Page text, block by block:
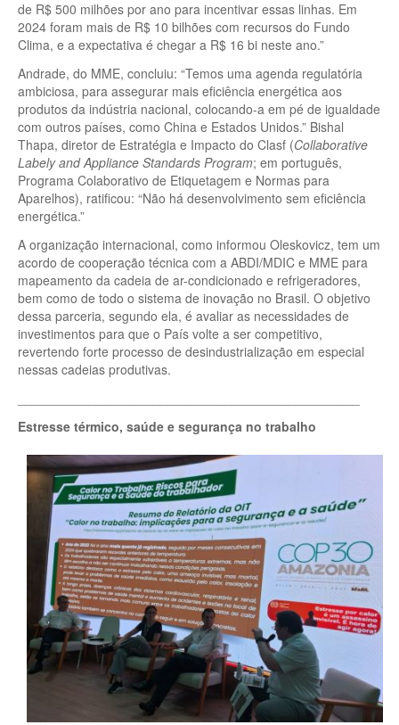
de R$ 500 milhões por ano para incentivar essas linhas. Em
2024 foram mais de R$ 10 bilhões com recursos do Fundo
Clima, e a expectativa é chegar a R$ 16 bi neste ano.”
Andrade, do MME, concluiu: “Temos uma agenda regulatória
ambiciosa, para assegurar mais eficiência energética aos
produtos da indústria nacional, colocando-a em pé de igualdade
com outros países, como China e Estados Unidos.” Bishal
Thapa, diretor de Estratégia e Impacto do Clasf (Collaborative
Labely and Appliance Standards Program; em português,
Programa Colaborativo de Etiquetagem e Normas para
Aparelhos), ratificou: “Não há desenvolvimento sem eficiência
energética.”
A organização internacional, como informou Oleskovicz, tem um
acordo de cooperação técnica com a ABDI/MDIC e MME para
mapeamento da cadeia de ar-condicionado e refrigeradores,
bem como de todo o sistema de inovação no Brasil. O objetivo
dessa parceria, segundo ela, é avaliar as necessidades de
investimentos para que o País volte a ser competitivo,
revertendo forte processo de desindustrialização em especial
nessas cadeias produtivas.
Estresse térmico, saúde e segurança no trabalho